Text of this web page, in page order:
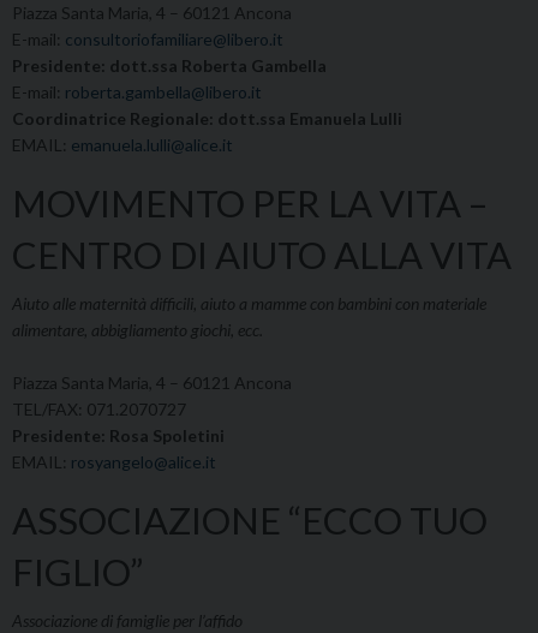
Piazza Santa Maria, 4 – 60121 Ancona
E-mail: consultoriofamiliare@libero.it
Presidente: dott.ssa Roberta Gambella
E-mail: roberta.gambella@libero.it
Coordinatrice Regionale: dott.ssa Emanuela Lulli
EMAIL: emanuela.lulli@alice.it
MOVIMENTO PER LA VITA –
CENTRO DI AIUTO ALLA VITA
Aiuto alle maternità difficili, aiuto a mamme con bambini con materiale
alimentare, abbigliamento giochi, ecc.
Piazza Santa Maria, 4 – 60121 Ancona
TEL/FAX: 071.2070727
Presidente: Rosa Spoletini
EMAIL: rosyangelo@alice.it
ASSOCIAZIONE “ECCO TUO
FIGLIO”
Associazione di famiglie per l’affido